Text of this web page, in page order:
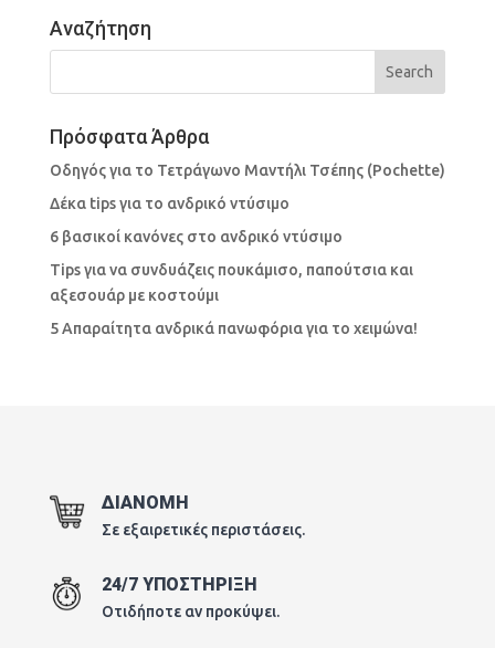
Αναζήτηση
Πρόσφατα Άρθρα
Οδηγός για το Τετράγωνο Μαντήλι Τσέπης (Pochette)
Δέκα tips για το ανδρικό ντύσιμο
6 βασικοί κανόνες στο ανδρικό ντύσιμο
Tips για να συνδυάζεις πουκάμισο, παπούτσια και
αξεσουάρ με κοστούμι
5 Απαραίτητα ανδρικά πανωφόρια για το χειμώνα!
ΔΙΑΝΟΜΗ
Σε εξαιρετικές περιστάσεις.
24/7 ΥΠΟΣΤΗΡΙΞΗ
Οτιδήποτε αν προκύψει.